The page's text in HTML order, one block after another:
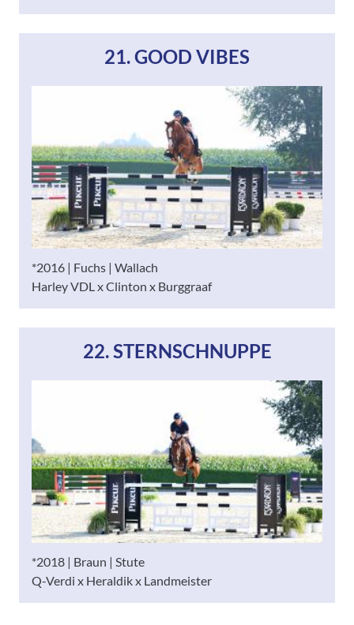
21. GOOD VIBES
*2016 | Fuchs | Wallach
Harley VDL x Clinton x Burggraaf
22. STERNSCHNUPPE
*2018 | Braun | Stute
Q-Verdi x Heraldik x Landmeister